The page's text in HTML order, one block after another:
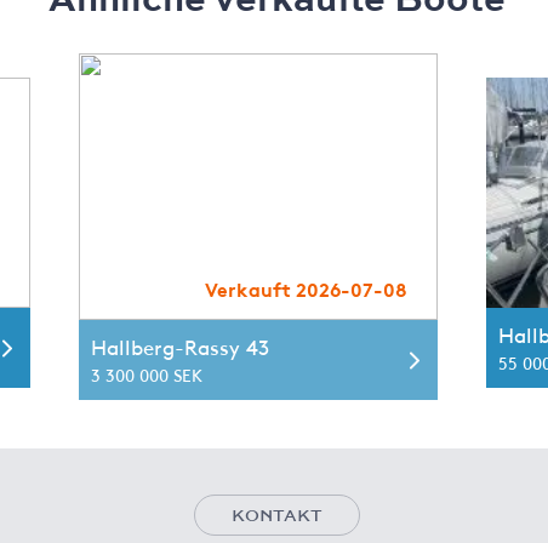
Verkauft 2026-07-08
Hallberg-Rassy 43
3 300 000 SEK 55
KONTAKT